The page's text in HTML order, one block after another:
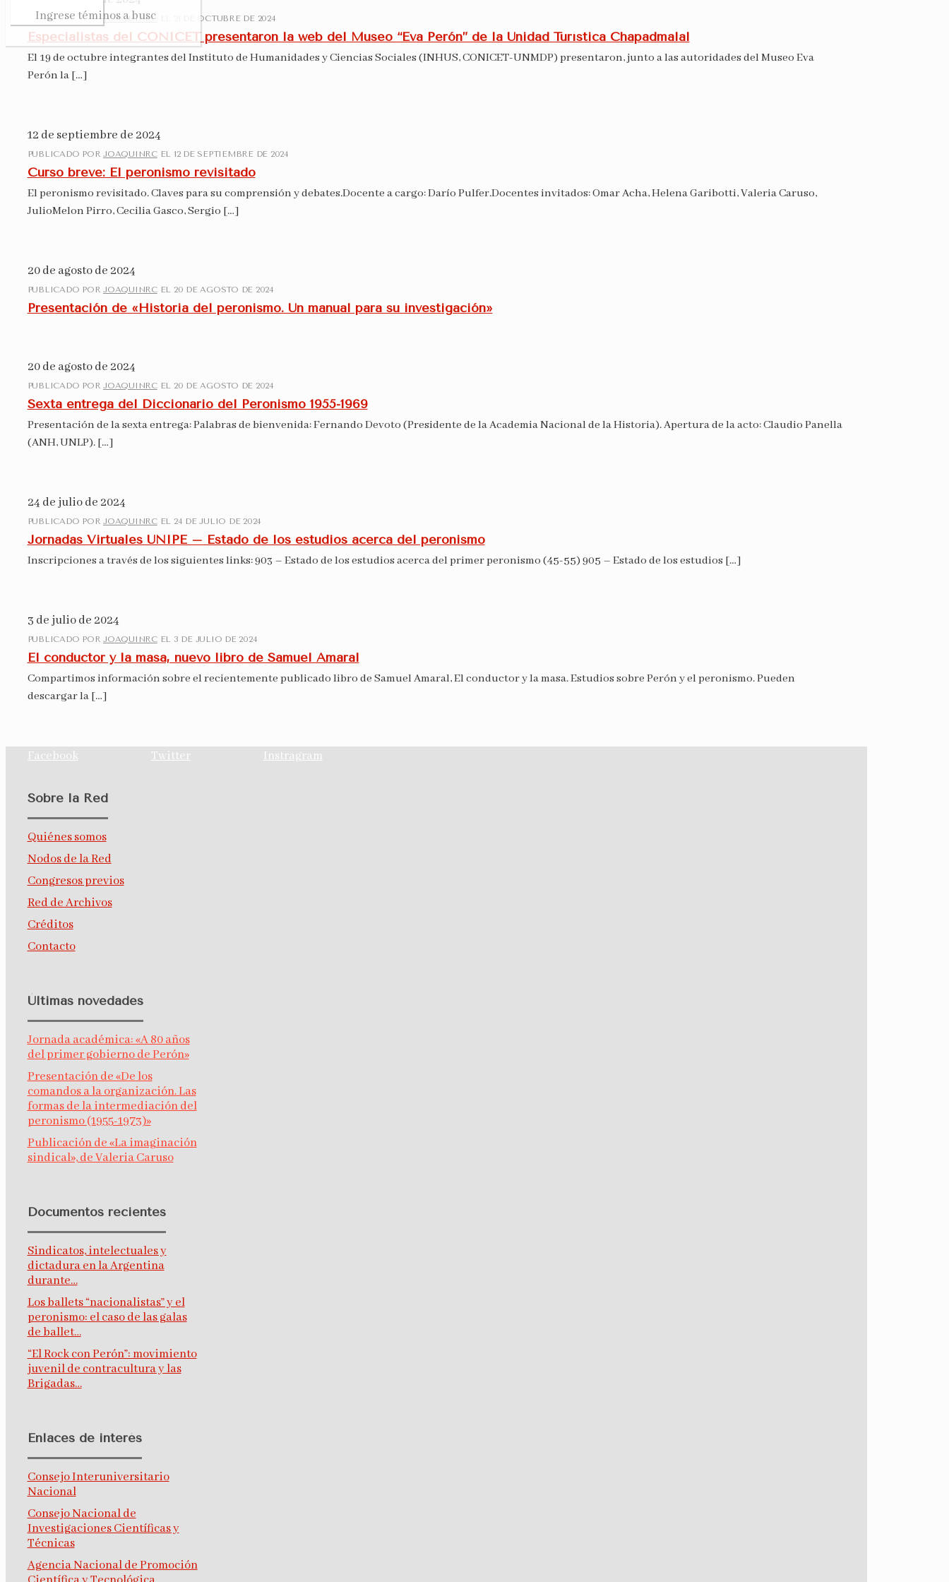
PUBLICADO PORJOAQUINRC 21 DE OCTUBRE DE 2024
Especialistas del CONICET presentaron la web del Museo “Eva Perón” de la Unidad Turística Chapadmalal
El 19 de octubre integrantes del Instituto de Humanidades y Ciencias Sociales (INHUS, CONICET-UNMDP) presentaron, junto a las autoridades del Museo Eva
Perón la[…]
12 de septiembre de 2024
PUBLICADO POR JOAQUINRC EL 12 DE SEPTIEMBRE DE 2024
Curso breve: El peronismo revisitado
El peronismo revisitado. Claves para su comprensión y debates.Docente a cargo: Darío Pulfer.Docentes invitados: Omar Acha, Helena Garibotti, Valeria Caruso,
JulioMelon Pirro, Cecilia Gasco, Sergio […]
20 de agosto de 2024
PUBLICADO POR JOAQUINRC EL 20 DE AGOSTO DE 2024
Presentación de «Historia del peronismo. Un manual para su investigación»
20 de agosto de 2024
PUBLICADO POR JOAQUINRC EL 20 DE AGOSTO DE 2024
Sexta entrega del Diccionario del Peronismo 1955-1969
Presentación de la sexta entrega: Palabras de bienvenida: Fernando Devoto (Presidente de la Academia Nacional de la Historia). Apertura de la acto: Claudio Panella
(ANH, UNLP).[…]
24 de julio de 2024
PUBLICADO POR JOAQUINRC EL 24 DE JULIO DE 2024
Jornadas Virtuales UNIPE – Estado de los estudios acerca del peronismo
Inscripciones a través de los siguientes links: 903 – Estado de los estudios acerca del primer peronismo (45-55) 905 – Estado de los estudios […]
3 de julio de 2024
PUBLICADO POR JOAQUINRC EL 3 DE JULIO DE 2024
El conductor y la masa, nuevo libro de Samuel Amaral
Compartimos información sobre el recientemente publicado libro de Samuel Amaral, El conductor y la masa. Estudios sobre Perón y el peronismo. Pueden
descargar la[…]
Facebook Twitter Instragram
Sobre la Red
Quiénes somos
Nodos de la Red
Congresos previos
Red de Archivos
Créditos
Contacto
Últimas novedades
Jornada académica: «A 80 años
del primer gobierno de Perón»
Presentación de «De los
comandos a la organización. Las
formas de la intermediación del
peronismo (1955-1973)»
Publicación de «La imaginación
sindical», de Valeria Caruso
Documentos recientes
Sindicatos, intelectuales y
dictadura en la Argentina
durante…
Los ballets “nacionalistas” y el
peronismo: el caso de las galas
de ballet…
“El Rock con Perón”: movimiento
juvenil de contracultura y las
Brigadas…
Enlaces de interés
Consejo Interuniversitario
Nacional
Consejo Nacional de
Investigaciones Científicas y
Técnicas
Agencia Nacional de Promoción